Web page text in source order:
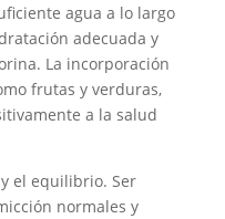
agua a lo largo
adecuada y
La incorporación
frutas y verduras,
a la salud
el equilibrio. Ser
normales y